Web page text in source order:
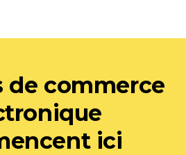
de commerce
ici